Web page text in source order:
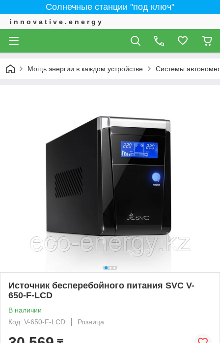
Солнечные станции "под ключ"
i n n o v a t i v e . e n e r g y
Мощь энергии в каждом устройстве Системы
Источник бесперебойного питания SVC V-
650-F-LCD
В наличии
Код: V-650-F-LCD
Розница